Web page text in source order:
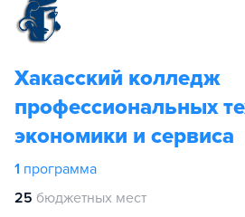
Хакасский колледж
профессиональных
экономики и сервиса
1 программа
25 бюджетных мест